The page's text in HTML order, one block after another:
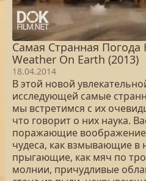
Самая Странная
Weather On Earth (2013)
18.04.2014
В этой новой
исследующей самые
мы встретимся с их
что говорит о них наука.
поражающие воображение
чудеса, как взмывающие в
прыгающие, как мяч по
молнии, причудливые